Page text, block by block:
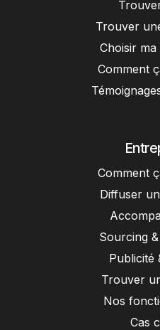
Trouver
Choisir
Comment
Comment
Diffuser
Sourcing
Publicité
Trouver
Nos
Cas